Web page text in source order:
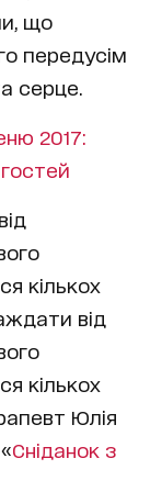
що
передусім
серце.
2017:
кількох
від
кількох
Юлія
Сніданок з